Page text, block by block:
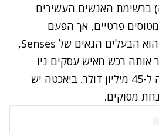
ברשימת האנשים העשירים
פרטיים, אך הפעם
הוא הבעלים הגאים של Senses
,
שאורכה 59 מטר אותה רכש מאיש עסקים ניו
זילנדי ב-2011 בתמורה ל-45 מיליון דולר. ביאכטה יש
מסוקים.